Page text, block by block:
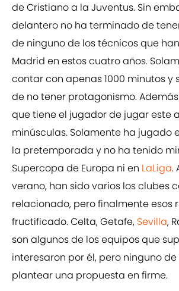
de Cristiano a la Juventus. Sin
delantero no ha terminado de
de ninguno de los técnicos que
Madrid en estos cuatro años.
contar con apenas 1000 minutos y
de no tener protagonismo.
que tiene el jugador de jugar este
minúsculas. Solamente ha jugado
la pretemporada y no ha tenido
Supercopa de Europa ni en LaLiga.
verano, han sido varios los clubes
relacionado, pero finalmente esos
fructificado. Celta, Getafe, Sevilla,
son algunos de los equipos que
interesaron por él, pero ninguno
plantear una propuesta en firme.